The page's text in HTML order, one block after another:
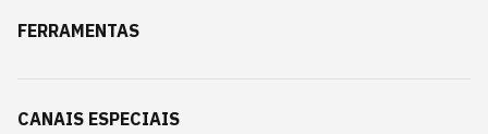
FERRAMENTAS
CANAIS ESPECIAIS